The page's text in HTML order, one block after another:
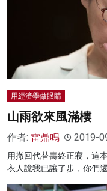
用經濟學做眼睛
山雨欲來風滿樓
作者: 雷鼎鳴 2019-
用撤回代替壽終正寢，這
衣人說我已讓了步，你們